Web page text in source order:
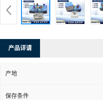
产品详请
产地
保存条件